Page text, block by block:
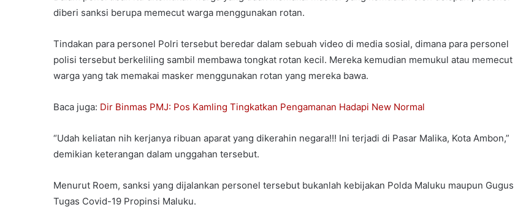
diberi sanksi berupa memecut warga menggunakan rotan.
Tindakan para personel Polri tersebut beredar dalam sebuah video di media sosial, dimana para personel
polisi tersebut berkeliling sambil membawa tongkat rotan kecil. Mereka kemudian memukul atau memecut
warga yang tak memakai masker menggunakan rotan yang mereka bawa.
Baca juga: Dir Binmas PMJ: Pos Kamling Tingkatkan Pengamanan Hadapi New Normal
“Udah keliatan nih kerjanya ribuan aparat yang dikerahin negara!!! Ini terjadi di Pasar Malika, Kota Ambon,”
demikian keterangan dalam unggahan tersebut.
Menurut Roem, sanksi yang dijalankan personel tersebut bukanlah kebijakan Polda Maluku maupun Gugus
Tugas Covid-19 Propinsi Maluku.